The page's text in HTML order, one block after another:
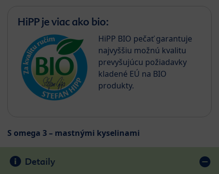
HiPP je viac ako bio:
HiPP BIO pečať garantuje
najvyššiu možnú kvalitu
prevyšujúcu požiadavky
kladené EÚ na BIO
produkty.
S omega 3 – mastnými kyselinami
Detaily